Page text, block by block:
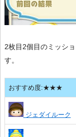
2枚目2個目のミッシ
す。
おすすめ度:★★★
ジェダイルーク